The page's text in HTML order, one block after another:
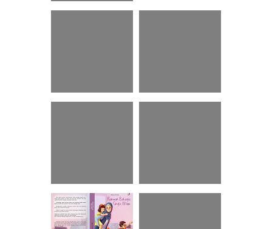
99 Gombal Huruf
78+ Contoh Kutipan
24+ Kata Kata Bikin
47 Ucapan Terima
Kasih Atas Doa
Belasungkawa
92+ Caption Wisuda